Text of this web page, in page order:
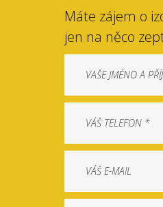
Máte zájem o
jen na něco